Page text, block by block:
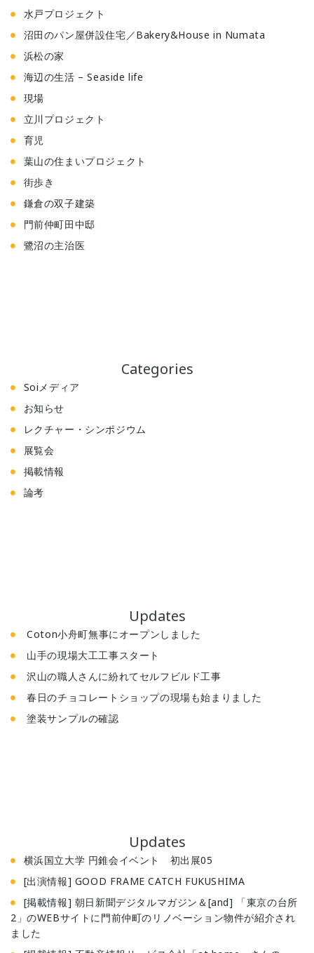
水戸プロジェクト
沼田のパン屋併設住宅／Bakery&House in Numata
浜松の家
海辺の生活 – Seaside life
現場
立川プロジェクト
育児
葉山の住まいプロジェクト
街歩き
鎌倉の双子建築
門前仲町田中邸
鷺沼の主治医
Categories
Soiメディア
お知らせ
レクチャー・シンポジウム
展覧会
掲載情報
論考
Updates
Coton小舟町無事にオープンしました
山手の現場大工工事スタート
沢山の職人さんに紛れてセルフビルド工事
春日のチョコレートショップの現場も始まりました
塗装サンプルの確認
Updates
横浜国立大学 円錐会イベント 初出展05
[出演情報] GOOD FRAME CATCH FUKUSHIMA
[掲載情報] 朝日新聞デジタルマガジン＆[and] 「東京の台所
2」のWEBサイトに門前仲町のリノベーション物件が紹介され
ました